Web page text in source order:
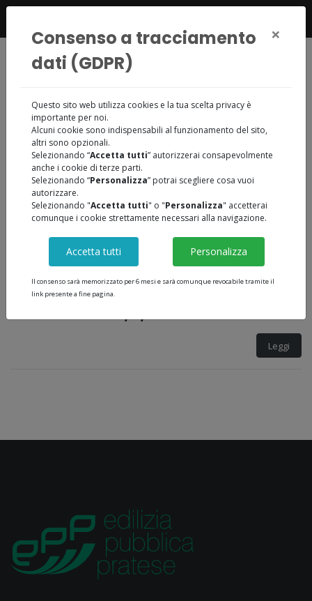
Chi siamo /Amministrazione Trasparente
Amministrazione
Trasparente
Naviga tra le categorie:
Piano Triennale Lavori 2024-2026 approvato con
delibera n. 43 del 14/12/2023
Leggi
Consenso a tracciamento
dati (GDPR)
×
Questo sito web utilizza cookies e la tua scelta privacy è
importante per noi.
Alcuni cookie sono indispensabili al funzionamento del sito,
altri sono opzionali.
Selezionando “Accetta tutti” autorizzerai consapevolmente
anche i cookie di terze parti.
Selezionando “Personalizza” potrai scegliere cosa vuoi
autorizzare.
Selezionando "Accetta tutti" o "Personalizza" accetterai
comunque i cookie strettamente necessari alla navigazione.
Accetta tutti Personalizza
Il consenso sarà memorizzato per 6 mesi e sarà comunque revocabile tramite il
link presente a fine pagina.